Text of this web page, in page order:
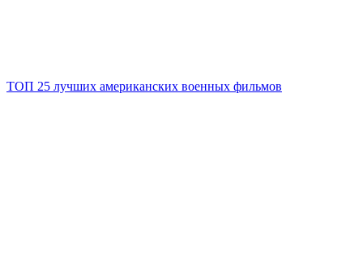
ТОП 25 лучших американских военных фильмов